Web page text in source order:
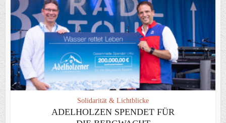
Solidarität & Lichtblicke
ADELHOLZEN SPENDET FÜR